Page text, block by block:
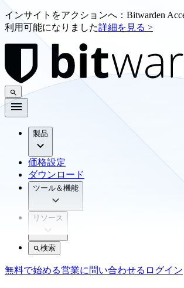
インサイトをアクションへ：Bitwarden
利用可能になりました詳細を見る >
製品
価格設定
ダウンロード
ツール＆機能
リソース
検索
無料で始める営業に問い合わせる ログイン